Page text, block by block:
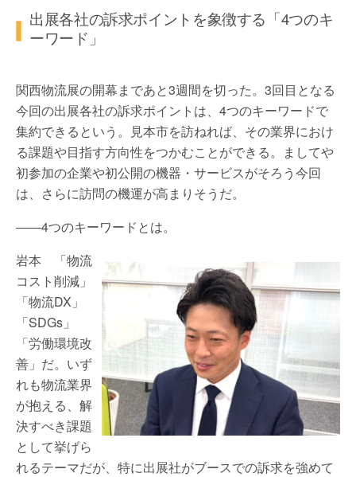
出展各社の訴求ポイントを象徴する「4つのキ
ーワード」
関西物流展の開幕まであと3週間を切った。3回目となる
今回の出展各社の訴求ポイントは、4つのキーワードで
集約できるという。見本市を訪ねれば、その業界におけ
る課題や目指す方向性をつかむことができる。ましてや
初参加の企業や初公開の機器・サービスがそろう今回
は、さらに訪問の機運が高まりそうだ。
――4つのキーワードとは。
岩本 「物流
コスト削減」
「物流DX」
「SDGs」
「労働環境改
善」だ。いず
れも物流業界
が抱える、解
決すべき課題
として挙げら
れるテーマだが、特に出展社がブースでの訴求を強めて